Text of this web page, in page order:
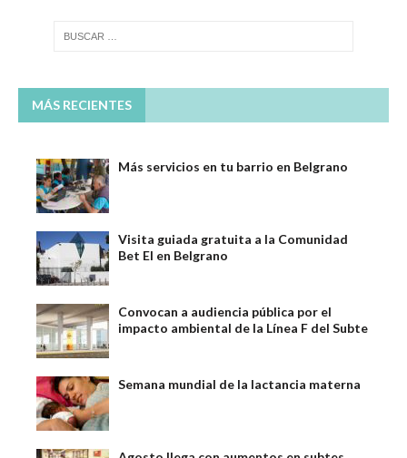
MÁS RECIENTES
Más servicios en tu barrio en Belgrano
Visita guiada gratuita a la Comunidad
Bet El en Belgrano
Convocan a audiencia pública por el
impacto ambiental de la Línea F del Subte
Semana mundial de la lactancia materna